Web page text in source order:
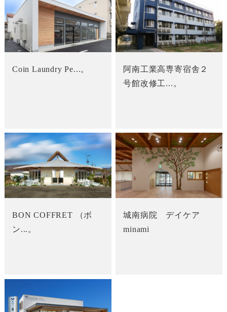
Coin Laundry Pe...。
阿南工業高専寄宿舎２
号館改修工...。
BON COFFRET （ボ
ン...。
城南病院 デイケア
minami